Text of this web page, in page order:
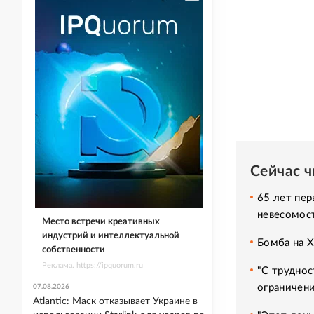
Сейчас
65 лет
Бомба на
"С
Место встречи креативных
индустрий и интеллектуальной
собственности
Реклама. https://ipquorum.ru
07.08.2026
Atlantic: Маск отказывает Украине в